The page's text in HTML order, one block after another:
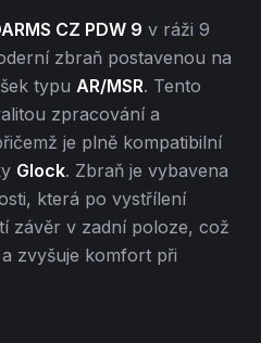
CZ PDW 9 v ráži 9
zbraň postavenou na
typu AR/MSR. Tento
zpracování a
je plně kompatibilní
Glock. Zbraň je vybavena
která po vystřílení
závěr v zadní poloze, což
zvyšuje komfort při